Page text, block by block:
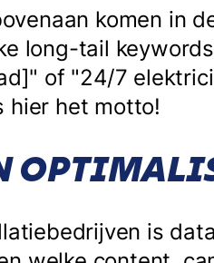
komen in
long-tail
of "24/7
hier het motto!
is